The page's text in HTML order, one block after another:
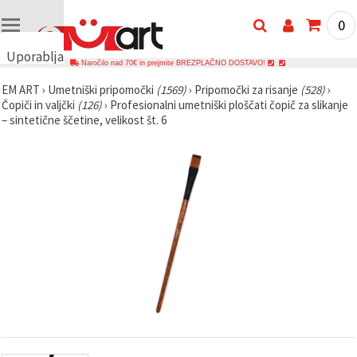
Uporabljamo
🍪
Uporabljamo
piškotke in
prikazujemo
0
Naročilo nad 70€ in prejmite BREZPLAČNO DOSTAVO!
EM ART › Umetniški pripomočki (1569)› Pripomočki za risanje (528)›
Čopiči in valjčki (126)› Profesionalni umetniški ploščati čopič za slikanje
– sintetične ščetine, velikost št. 6